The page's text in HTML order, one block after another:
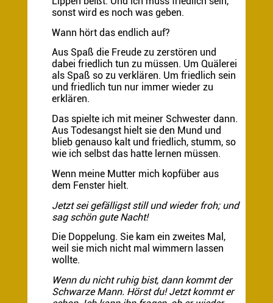
sonst wird es noch was geben.
Wann hört das endlich auf?
Aus Spaß die Freude zu zerstören und
dabei friedlich tun zu müssen. Um Quälerei
als Spaß so zu verklären. Um friedlich sein
und friedlich tun nur immer wieder zu
erklären.
Das spielte ich mit meiner Schwester dann.
Aus Todesangst hielt sie den Mund und
blieb genauso kalt und friedlich, stumm, so
wie ich selbst das hatte lernen müssen.
Wenn meine Mutter mich kopfüber aus
dem Fenster hielt.
Jetzt sei gefälligst still und wieder froh; und
sag schön gute Nacht!
Die Doppelung. Sie kam ein zweites Mal,
weil sie mich nicht mal wimmern lassen
wollte.
Wenn du nicht ruhig bist, dann kommt der
Schwarze Mann. Hörst du! Jetzt kommt er